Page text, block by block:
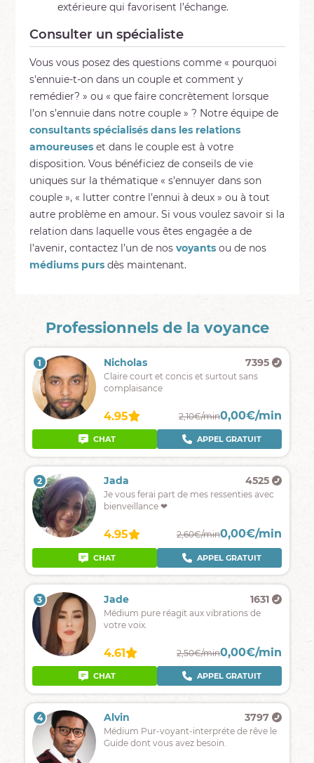
extérieure qui favorisent l’échange.
Consulter un spécialiste
Vous vous posez des questions comme « pourquoi
s'ennuie-t-on dans un couple et comment y
remédier? » ou « que faire concrètement lorsque
l’on s’ennuie dans notre couple » ? Notre équipe de
consultants spécialisés dans les relations
amoureuseset dans le couple est à votre
disposition. Vous bénéficiez de conseils de vie
uniques sur la thématique « s’ennuyer dans son
couple », « lutter contre l’ennui à deux » ou à tout
autre problème en amour. Si vous voulez savoir si la
relation dans laquelle vous êtes engagée a de
l’avenir, contactez l’un de nos voyants ou de nos
médiums pursdès maintenant.
Professionnels de la voyance
1 Nicholas 7395
Claire court et concis et surtout sans
complaisance
4.95 2,10€/min0,00€/min
CHAT APPEL GRATUIT
2 Jada 4525
Je vous ferai part de mes ressenties avec
bienveillance ❤
4.95 2,60€/min0,00€/min
CHAT APPEL GRATUIT
3 Jade 1631
Médium pure réagit aux vibrations de
votre voix.
4.61 2,50€/min0,00€/min
CHAT APPEL GRATUIT
4 Alvin 3797
Médium Pur-voyant-interpréte de rêve le
Guide dont vous avez besoin.